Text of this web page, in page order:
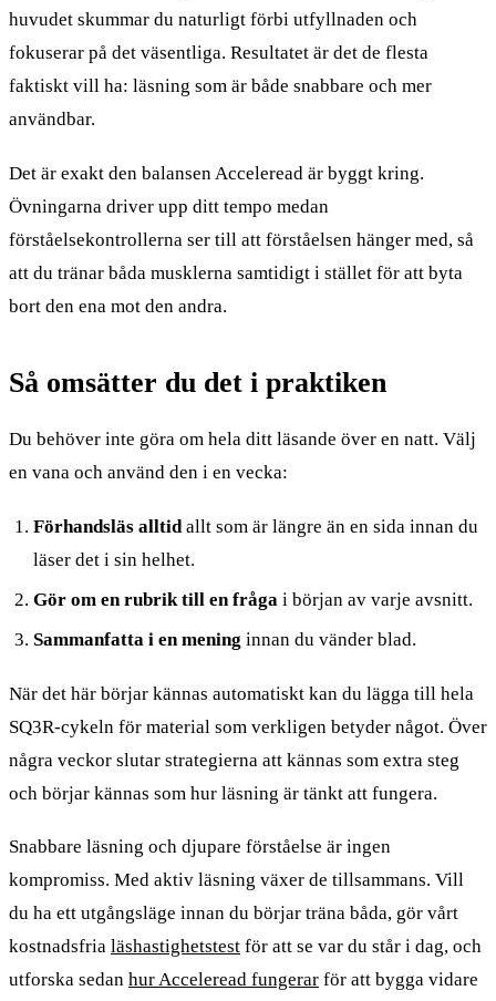
huvudet skummar du naturligt förbi utfyllnaden och
fokuserar på det väsentliga. Resultatet är det de flesta
faktiskt vill ha: läsning som är både snabbare och mer
användbar.
Det är exakt den balansen Acceleread är byggt kring.
Övningarna driver upp ditt tempo medan
förståelsekontrollerna ser till att förståelsen hänger med, så
att du tränar båda musklerna samtidigt i stället för att byta
bort den ena mot den andra.
Så omsätter du det i praktiken
Du behöver inte göra om hela ditt läsande över en natt. Välj
en vana och använd den i en vecka:
Förhandsläs alltid allt som är längre än en sida innan du
läser det i sin helhet.
Gör om en rubrik till en fråga i början av varje avsnitt.
Sammanfatta i en mening innan du vänder blad.
När det här börjar kännas automatiskt kan du lägga till hela
SQ3R-cykeln för material som verkligen betyder något. Över
några veckor slutar strategierna att kännas som extra steg
och börjar kännas som hur läsning är tänkt att fungera.
Snabbare läsning och djupare förståelse är ingen
kompromiss. Med aktiv läsning växer de tillsammans. Vill
du ha ett utgångsläge innan du börjar träna båda, gör vårt
kostnadsfria läshastighetstest för att se var du står i dag, och
utforska sedan hur Acceleread fungerar för att bygga vidare